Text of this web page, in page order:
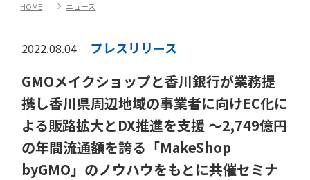
HOME ニュース
2022.08.04 プレスリリース
GMOメイクショップと香川銀行が業務提
携し香川県周辺地域の事業者に向けEC化に
よる販路拡大とDX推進を支援 ～2,749億円
の年間流通額を誇る「MakeShop
byGMO」のノウハウをもとに共催セミナ